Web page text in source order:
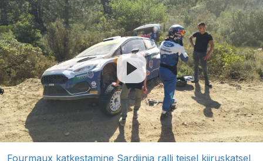
Fourmaux katkestamine Sardiinia ralli teisel kiiruskatsel